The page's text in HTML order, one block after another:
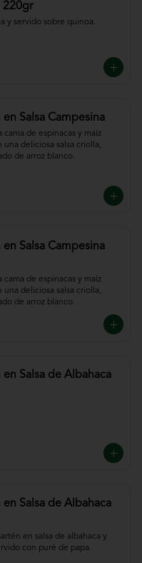
220gr
y servido sobre quinoa.
en Salsa Campesina
cama de espinacas y maíz
una deliciosa salsa criolla,
de arroz blanco.
en Salsa Campesina
cama de espinacas y maíz
una deliciosa salsa criolla,
de arroz blanco.
en Salsa de Albahaca
en Salsa de Albahaca
en salsa de albahaca y
con puré de papa.